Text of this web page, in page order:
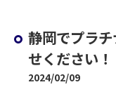
静岡でプラ
せください！
2024/02/09